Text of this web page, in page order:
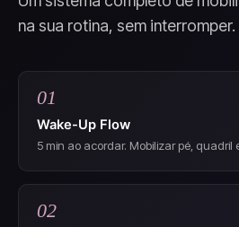
na sua rotina, sem interromper.
01
Wake-Up Flow
5 min ao acordar. Mobilizar pé,
02